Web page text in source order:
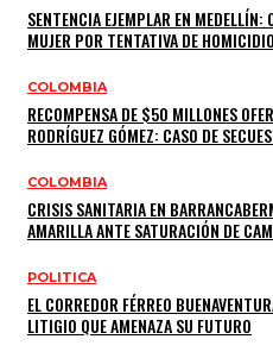
SENTENCIA EJEMPLAR EN
MUJER POR TENTATIVA DE
COLOMBIA
RECOMPENSA DE $50 MILLONES
RODRÍGUEZ GÓMEZ: CASO DE
COLOMBIA
CRISIS SANITARIA EN
AMARILLA ANTE SATURACIÓN DE
POLITICA
EL CORREDOR FÉRREO
LITIGIO QUE AMENAZA SU FUTURO